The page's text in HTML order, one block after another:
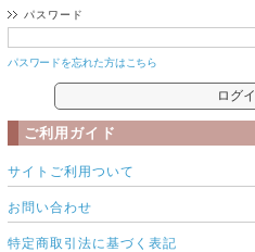
パスワード
パスワードを忘れた方はこちら
ご利用ガイド
サイトご利用ついて
お問い合わせ
特定商取引法に基づく表記